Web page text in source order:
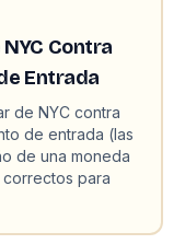
Contra
Entrada
de NYC contra
de entrada (las
de una moneda
para